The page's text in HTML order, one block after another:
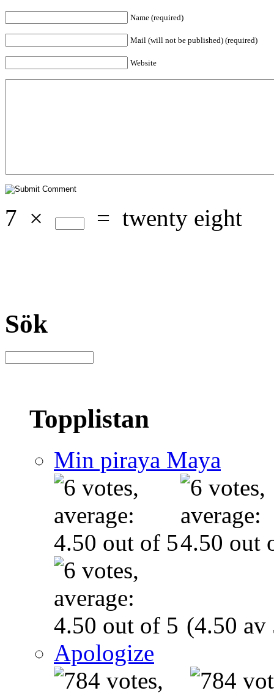
Name (required)
Mail (will not be published) (required)
Website
7 × = twenty eight
Sök
Topplistan
Min piraya Maya
(4.50 av
Apologize